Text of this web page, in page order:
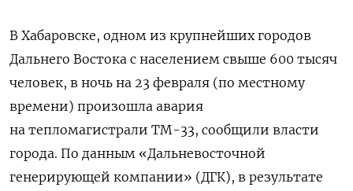
В Хабаровске, одном из крупнейших городов
Дальнего Востока с населением свыше 600 тысяч
человек, в ночь на 23 февраля (по местному
времени) произошла авария
на тепломагистрали ТМ-33, сообщили власти
города. По данным «Дальневосточной
генерирующей компании» (ДГК), в результате